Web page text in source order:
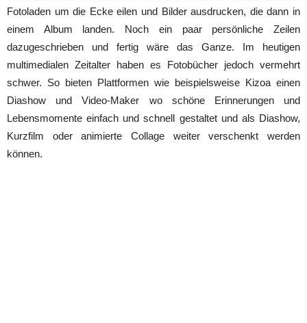
Fotoladen um die Ecke eilen und Bilder ausdrucken, die dann in
einem Album landen. Noch ein paar persönliche Zeilen
dazugeschrieben und fertig wäre das Ganze. Im heutigen
multimedialen Zeitalter haben es Fotobücher jedoch vermehrt
schwer. So bieten Plattformen wie beispielsweise Kizoa einen
Diashow und Video-Maker wo schöne Erinnerungen und
Lebensmomente einfach und schnell gestaltet und als Diashow,
Kurzfilm oder animierte Collage weiter verschenkt werden
können.